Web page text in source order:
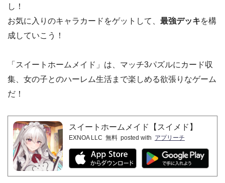
し！
お気に入りのキャラカードをゲットして、 最強デッキを構
成していこう！
「スイートホームメイド」は、マッチ3パズルにカード収
集、女の子とのハーレム生活まで楽しめる欲張りなゲーム
だ！
スイートホームメイド【スイメド】
EXNOA LLC 無料 posted with アプリーチ